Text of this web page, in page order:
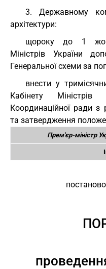
3. Державному
архітектури:
щороку до 1
Міністрів України
Генеральної схеми за
внести у
Кабінету
Координаційної ради з
та затвердження
Прем'єр-міністр